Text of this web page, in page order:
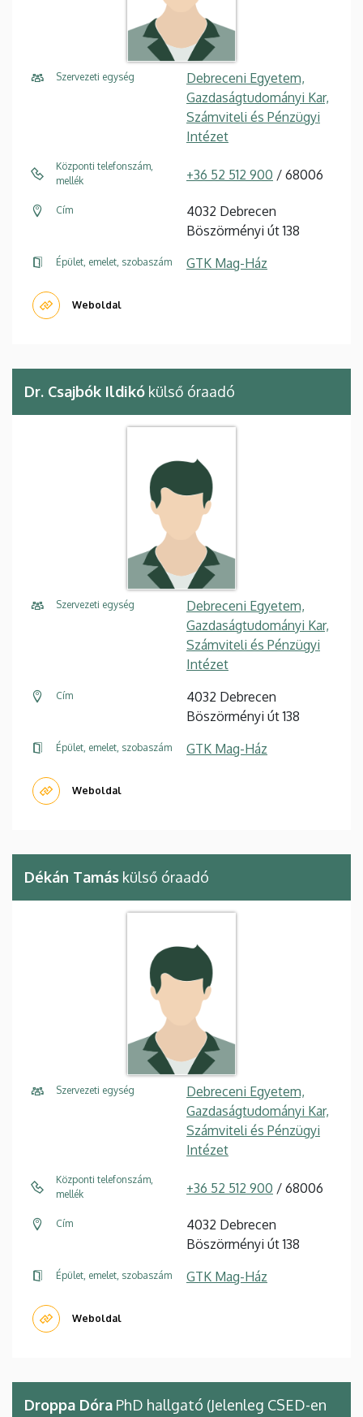
Szervezeti egység
Debreceni Egyetem,
Gazdaságtudományi Kar,
Számviteli és Pénzügyi
Intézet
Központi telefonszám,
mellék
+36 52 512 900 / 68006
Cím
4032 Debrecen
Böszörményi út 138
Épület, emelet, szobaszám GTK Mag-Ház
Weboldal
Dr. Csajbók Ildikó külső óraadó
Szervezeti egység
Debreceni Egyetem,
Gazdaságtudományi Kar,
Számviteli és Pénzügyi
Intézet
Cím
4032 Debrecen
Böszörményi út 138
Épület, emelet, szobaszám GTK Mag-Ház
Weboldal
Dékán Tamás külső óraadó
Szervezeti egység
Debreceni Egyetem,
Gazdaságtudományi Kar,
Számviteli és Pénzügyi
Intézet
Központi telefonszám,
mellék
+36 52 512 900 / 68006
Cím
4032 Debrecen
Böszörményi út 138
Épület, emelet, szobaszám GTK Mag-Ház
Weboldal
Droppa Dóra PhD hallgató (Jelenleg CSED-en